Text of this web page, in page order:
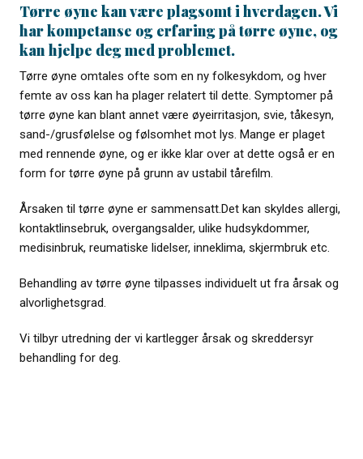
Tørre øyne kan være plagsomt i hverdagen. Vi
har kompetanse og erfaring på tørre øyne, og
kan hjelpe deg med problemet.
Tørre øyne omtales ofte som en ny folkesykdom, og hver
femte av oss kan ha plager relatert til dette. Symptomer på
tørre øyne kan blant annet være øyeirritasjon, svie, tåkesyn,
sand-/grusfølelse og følsomhet mot lys. Mange er plaget
med rennende øyne, og er ikke klar over at dette også er en
form for tørre øyne på grunn av ustabil tårefilm.
Årsaken til tørre øyne er sammensatt.Det kan skyldes allergi,
kontaktlinsebruk, overgangsalder, ulike hudsykdommer,
medisinbruk, reumatiske lidelser, inneklima, skjermbruk etc.
Behandling av tørre øyne tilpasses individuelt ut fra årsak og
alvorlighetsgrad.
Vi tilbyr utredning der vi kartlegger årsak og skreddersyr
behandling for deg.